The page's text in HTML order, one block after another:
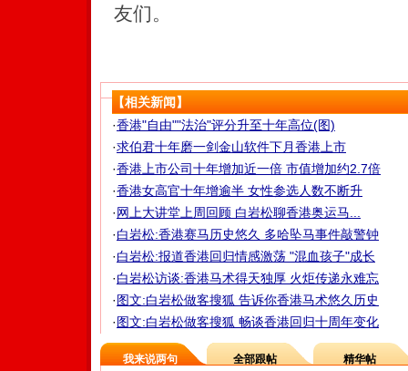
友们。
【相关新闻】
·香港"自由""法治"评分升至十年高位(图)
·求伯君十年磨一剑金山软件下月香港上市
·香港上市公司十年增加近一倍 市值增加约2.7倍
·香港女高官十年增逾半 女性参选人数不断升
·网上大讲堂上周回顾 白岩松聊香港奥运马...
·白岩松:香港赛马历史悠久 多哈坠马事件敲警钟
·白岩松:报道香港回归情感激荡 "混血孩子"成长
·白岩松访谈:香港马术得天独厚 火炬传递永难忘
·图文:白岩松做客搜狐 告诉你香港马术悠久历史
·图文:白岩松做客搜狐 畅谈香港回归十周年变化
我来说两句 全部跟帖 精华帖